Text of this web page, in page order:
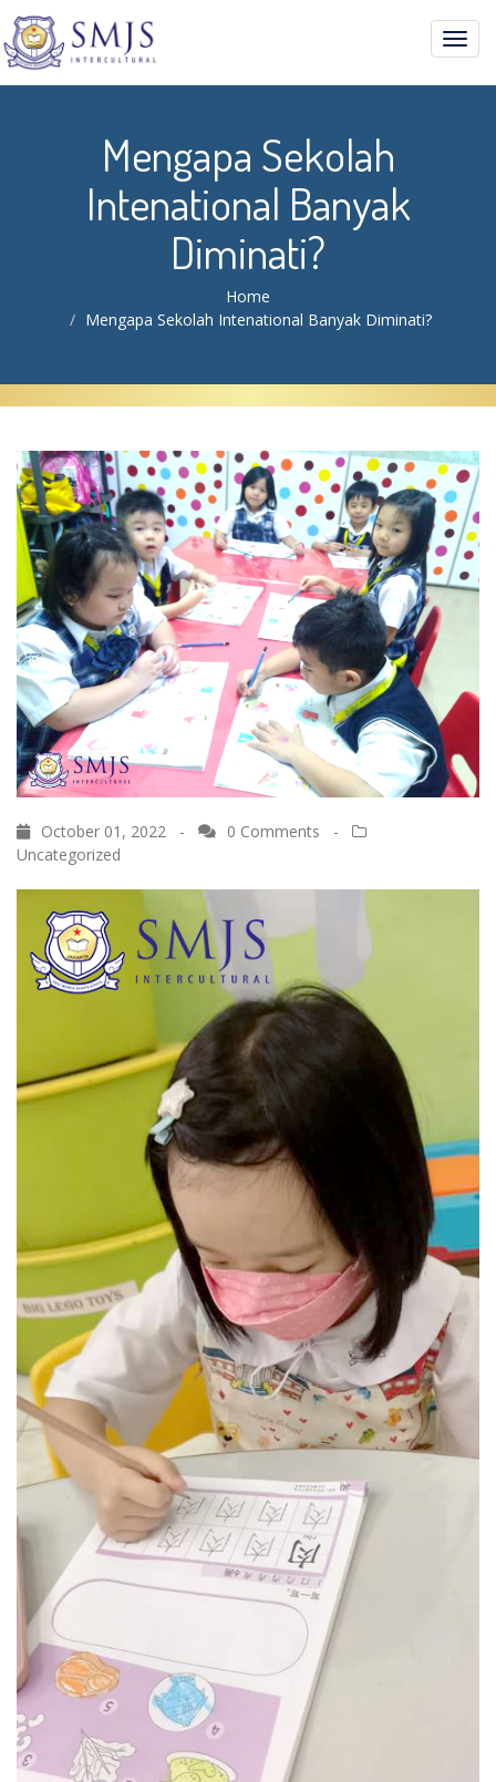
Mengapa Sekolah
Intenational Banyak
Diminati?
Home
Mengapa Sekolah Intenational Banyak Diminati?
October 01, 2022 - 0 Comments
-
Uncategorized